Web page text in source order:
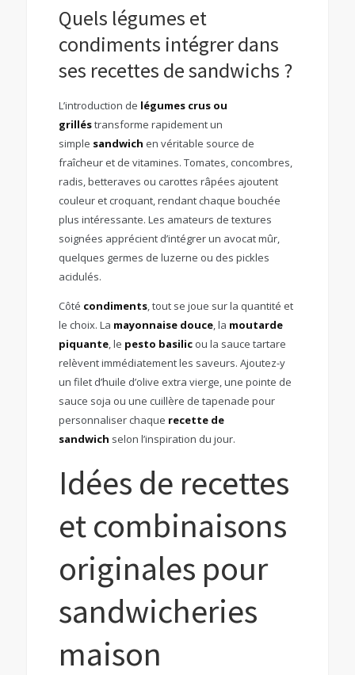
Quels légumes et
condiments intégrer dans
ses recettes de sandwichs ?
L’introduction de légumes crus ou
grilléstransforme rapidement un
simple sandwich en véritable source de
fraîcheur et de vitamines. Tomates, concombres,
radis, betteraves ou carottes râpées ajoutent
couleur et croquant, rendant chaque bouchée
plus intéressante. Les amateurs de textures
soignées apprécient d’intégrer un avocat mûr,
quelques germes de luzerne ou des pickles
acidulés.
Côté condiments, tout se joue sur la quantité et
le choix. La mayonnaise douce, la moutarde
piquante, le pesto basilicou la sauce tartare
relèvent immédiatement les saveurs. Ajoutez-y
un filet d’huile d’olive extra vierge, une pointe de
sauce soja ou une cuillère de tapenade pour
personnaliser chaque recette de
sandwich selon l’inspiration du jour.
Idées de recettes
et combinaisons
originales pour
sandwicheries
maison